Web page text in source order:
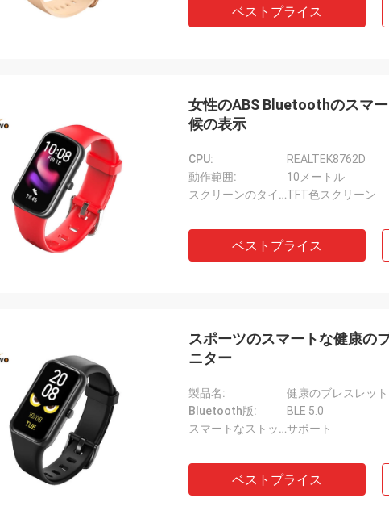
ベストプライス
女性のABS Bluetoothのスマ
候の表示
CPU:
REALTEK8762D
動作範囲:
10メートル
スクリーンのタイプ:TFT色スクリーン
ベストプライス
スポーツのスマートな健康の
ニター
製品名:
健康のブレスレット
Bluetooth版:
BLE 5.0
スマートなストップウォッチ、:サポート
ベストプライス